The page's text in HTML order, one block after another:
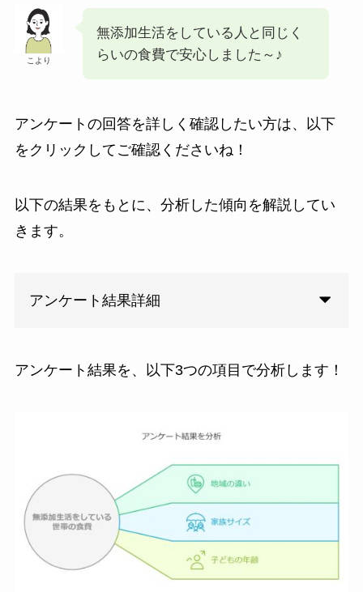
こより
無添加生活をしている人と同じく
らいの食費で安心しました～♪
アンケートの回答を詳しく確認したい方は、以下
をクリックしてご確認くださいね！
以下の結果をもとに、分析した傾向を解説してい
きます。
アンケート結果詳細
アンケート結果を、以下3つの項目で分析します！